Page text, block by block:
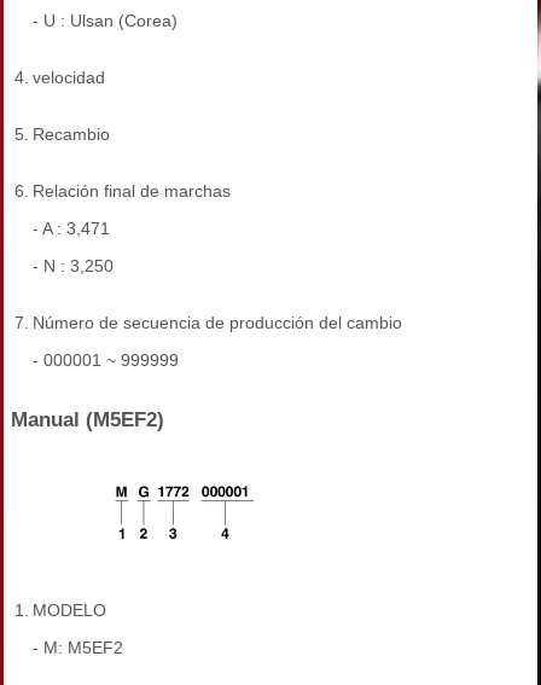
- U : Ulsan (Corea)
4. velocidad
5. Recambio
6. Relación final de marchas
- A : 3,471
- N : 3,250
7. Número de secuencia de producción del cambio
- 000001 ~ 999999
Manual (M5EF2)
1.
MODELO
- M: M5EF2